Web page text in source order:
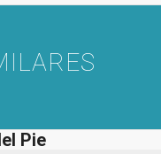
Pie